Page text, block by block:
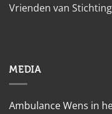
Vrienden van
MEDIA
Ambulance Wens in